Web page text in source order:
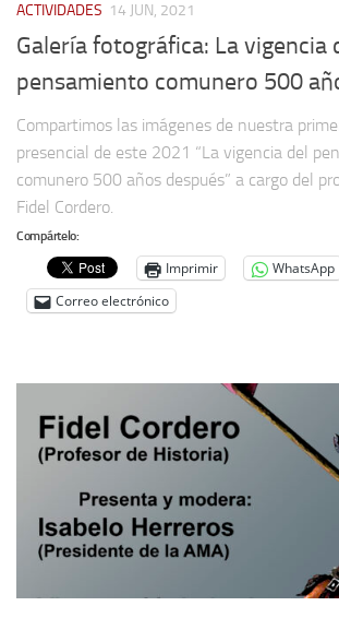
ACTIVIDADES 14 JUN, 2021
Galería fotográfica: La vigencia
pensamiento comunero 500
Compartimos las imágenes de nuestra
presencial de este 2021 “La vigencia del
comunero 500 años después” a cargo del
Fidel Cordero.
Compártelo:
Imprimir
WhatsApp
Correo electrónico